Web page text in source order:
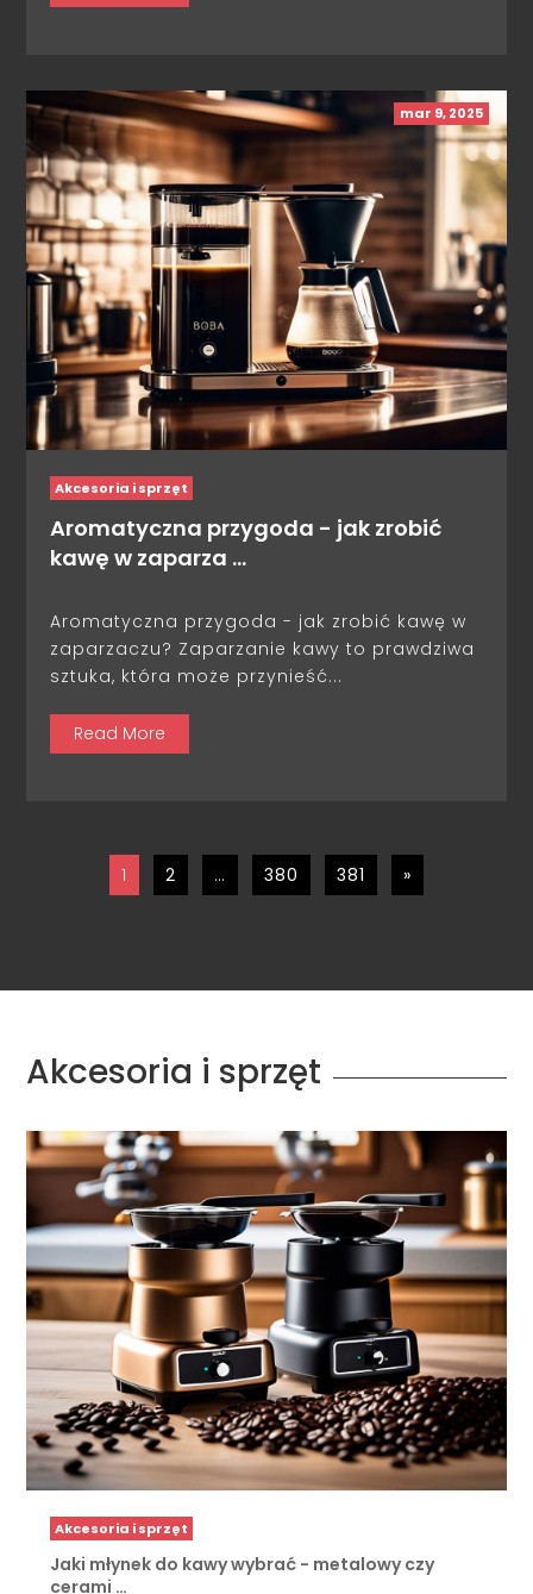
mar 9, 2025
Akcesoria i sprzęt
Aromatyczna przygoda - jak zrobić
kawę w zaparza …
Aromatyczna przygoda - jak zrobić kawę w
zaparzaczu? Zaparzanie kawy to prawdziwa
sztuka, która może przynieść...
Read More
1 2 … 380 381 »
Akcesoria i sprzęt
Akcesoria i sprzęt
Jaki młynek do kawy wybrać - metalowy czy
cerami …